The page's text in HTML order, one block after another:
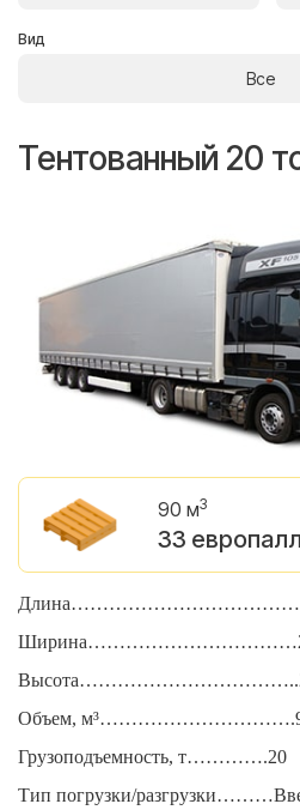
Вид
Тентованный 20
90 м3
33
Объем,
Грузоподъемность, т………….20
Тип погрузки/